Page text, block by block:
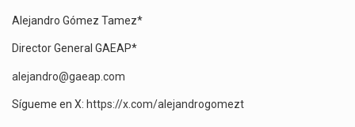
Alejandro Gómez Tamez*
Director General GAEAP*
alejandro@gaeap.com
Sígueme en X: https://x.com/alejandrogomezt